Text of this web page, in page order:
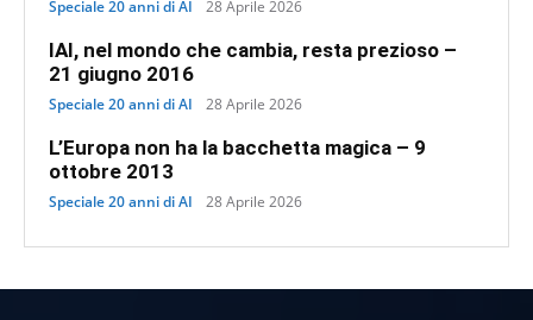
Speciale 20 anni di AI 28 Aprile 2026
IAI, nel mondo che cambia, resta prezioso –
21 giugno 2016
Speciale 20 anni di AI 28 Aprile 2026
L’Europa non ha la bacchetta magica – 9
ottobre 2013
Speciale 20 anni di AI 28 Aprile 2026